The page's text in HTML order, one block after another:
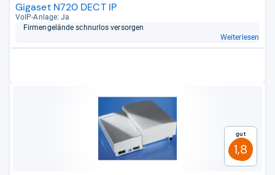
Gigaset N720 DECT IP
VoIP-​Anlage: Ja
Fir­men­ge­lände schnur­los ver­sor­gen
Weiterlesen
Gut
1,8